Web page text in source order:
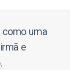
como uma
e